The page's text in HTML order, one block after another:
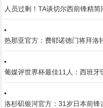
人员过剩！TA谈切尔西前锋精
热那亚官方：费耶诺德门将拜洛
葡媒评世界杯最佳11人：西班牙
洛杉矶银河官方：31岁日本前